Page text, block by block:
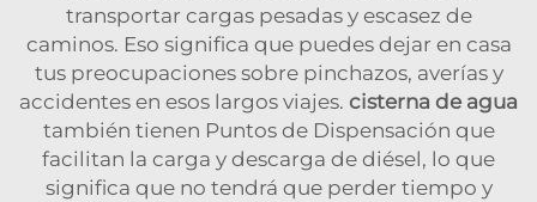
transportar cargas pesadas y escasez de
caminos. Eso significa que puedes dejar en casa
tus preocupaciones sobre pinchazos, averías y
accidentes en esos largos viajes. cisterna de agua
también tienen Puntos de Dispensación que
facilitan la carga y descarga de diésel, lo que
significa que no tendrá que perder tiempo y